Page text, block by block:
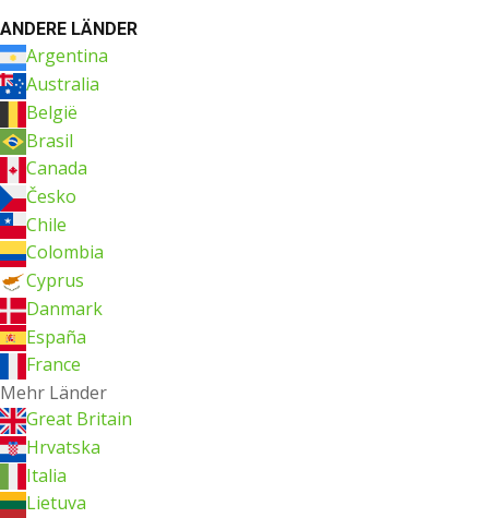
ANDERE LÄNDER
Argentina
Australia
België
Brasil
Canada
Česko
Chile
Colombia
Cyprus
Danmark
España
France
Mehr Länder
Great Britain
Hrvatska
Italia
Lietuva